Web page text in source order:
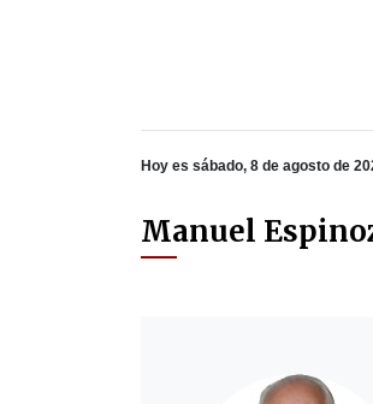
Hoy es sábado, 8 de agosto de
Manuel